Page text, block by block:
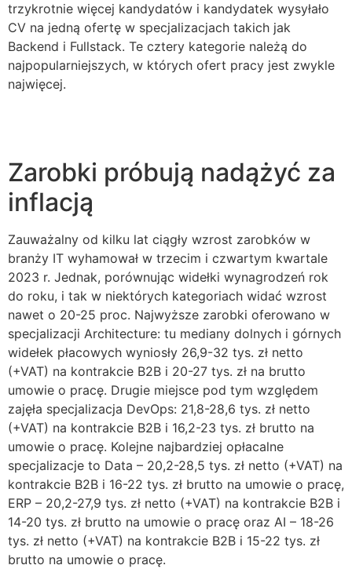
trzykrotnie więcej kandydatów i kandydatek wysyłało
CV na jedną ofertę w specjalizacjach takich jak
Backend i Fullstack. Te cztery kategorie należą do
najpopularniejszych, w których ofert pracy jest zwykle
najwięcej.
Zarobki próbują nadążyć za
inflacją
Zauważalny od kilku lat ciągły wzrost zarobków w
branży IT wyhamował w trzecim i czwartym kwartale
2023 r. Jednak, porównując widełki wynagrodzeń rok
do roku, i tak w niektórych kategoriach widać wzrost
nawet o 20-25 proc. Najwyższe zarobki oferowano w
specjalizacji Architecture: tu mediany dolnych i górnych
widełek płacowych wyniosły 26,9-32 tys. zł netto
(+VAT) na kontrakcie B2B i 20-27 tys. zł na brutto
umowie o pracę. Drugie miejsce pod tym względem
zajęła specjalizacja DevOps: 21,8-28,6 tys. zł netto
(+VAT) na kontrakcie B2B i 16,2-23 tys. zł brutto na
umowie o pracę. Kolejne najbardziej opłacalne
specjalizacje to Data – 20,2-28,5 tys. zł netto (+VAT) na
kontrakcie B2B i 16-22 tys. zł brutto na umowie o pracę,
ERP – 20,2-27,9 tys. zł netto (+VAT) na kontrakcie B2B i
14-20 tys. zł brutto na umowie o pracę oraz AI – 18-26
tys. zł netto (+VAT) na kontrakcie B2B i 15-22 tys. zł
brutto na umowie o pracę.